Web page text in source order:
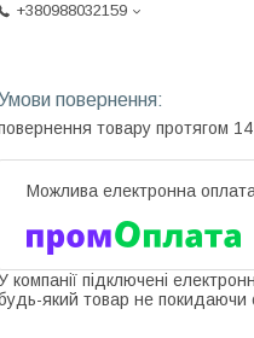
+380988032159
товару протягом 14
компанії підключені
який товар не покидаючи